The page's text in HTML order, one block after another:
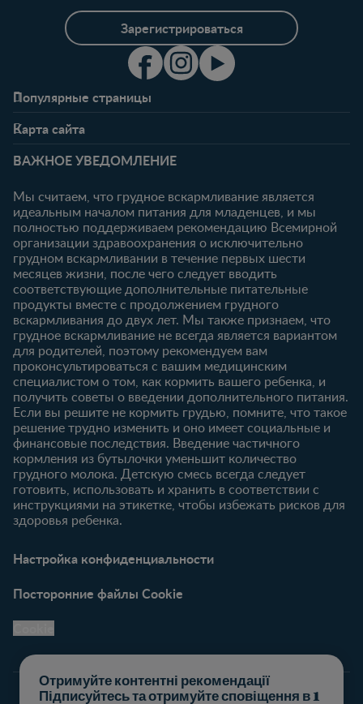
Отримуйте контентні рекомендації
Підписуйтесь та отримуйте сповіщення в 1
Зарегистрироваться
Популярные страницы
Часто задаваемые
Личный кабинет
Зарегистрироваться
Купить
Наши бренды
Бесплатные
тестирования
Карта сайта
Статьи
Статьи
6-12 месяцев
Статьи
Продукты
12-18 месяцев
Статьи
Продукты
18-24 месяцев
Статьи
Продукты
ВАЖНОЕ УВЕДОМЛЕНИЕ
Мы считаем, что грудное вскармливание является
идеальным началом питания для младенцев, и мы
полностью поддерживаем рекомендацию Всемирной
организации здравоохранения о исключительно
грудном вскармливании в течение первых шести
месяцев жизни, после чего следует вводить
соответствующие дополнительные питательные
продукты вместе с продолжением грудного
вскармливания до двух лет. Мы также признаем, что
грудное вскармливание не всегда является вариантом
для родителей, поэтому рекомендуем вам
проконсультироваться с вашим медицинским
специалистом о том, как кормить вашего ребенка, и
получить советы о введении дополнительного питания.
Если вы решите не кормить грудью, помните, что такое
решение трудно изменить и оно имеет социальные и
финансовые последствия. Введение частичного
кормления из бутылочки уменьшит количество
грудного молока. Детскую смесь всегда следует
готовить, использовать и хранить в соответствии с
инструкциями на этикетке, чтобы избежать рисков для
здоровья ребенка.
Настройка конфиденциальности
Посторонние файлы Cookie